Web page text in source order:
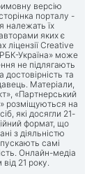
версію
порталу -
належать їх
яких є
ліцензії Creative
Україна» може
не підлягають
та
Матеріали,
«Партнерський
розміщуються на
які досягли 21-
формат, що
з діяльністю
самі
Онлайн-медіа
21 року.